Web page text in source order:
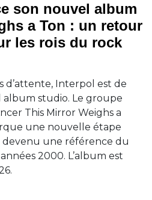
son nouvel album
a Ton : un retour
les rois du rock
d’attente, Interpol est de
studio. Le groupe
This Mirror Weighs a
une nouvelle étape
devenu une référence du
2000. L’album est